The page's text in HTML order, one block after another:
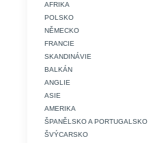
AFRIKA
POLSKO
NĚMECKO
FRANCIE
SKANDINÁVIE
BALKÁN
ANGLIE
ASIE
AMERIKA
ŠPANĚLSKO A PORTUGALSKO
ŠVÝCARSKO